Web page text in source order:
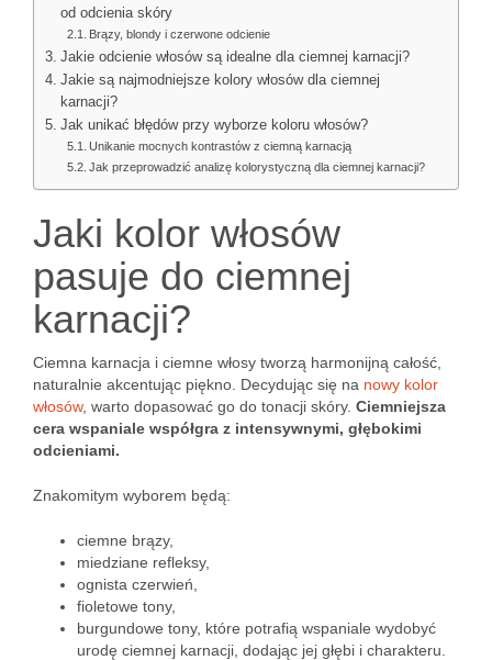
od odcienia skóry
Brązy, blondy i czerwone odcienie
Jakie odcienie włosów są idealne dla ciemnej karnacji?
Jakie są najmodniejsze kolory włosów dla ciemnej
karnacji?
Jak unikać błędów przy wyborze koloru włosów?
Unikanie mocnych kontrastów z ciemną karnacją
Jak przeprowadzić analizę kolorystyczną dla ciemnej karnacji?
Jaki kolor włosów
pasuje do ciemnej
karnacji?
Ciemna karnacja i ciemne włosy tworzą harmonijną całość,
naturalnie akcentując piękno. Decydując się na nowy kolor
włosów, warto dopasować go do tonacji skóry. Ciemniejsza
cera wspaniale współgra z intensywnymi, głębokimi
odcieniami.
Znakomitym wyborem będą:
ciemne brązy,
miedziane refleksy,
ognista czerwień,
fioletowe tony,
burgundowe tony, które potrafią wspaniale wydobyć
urodę ciemnej karnacji, dodając jej głębi i charakteru.